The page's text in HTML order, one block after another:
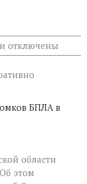
к
записи
за
БПЛА
пожар
отключены
области
этом